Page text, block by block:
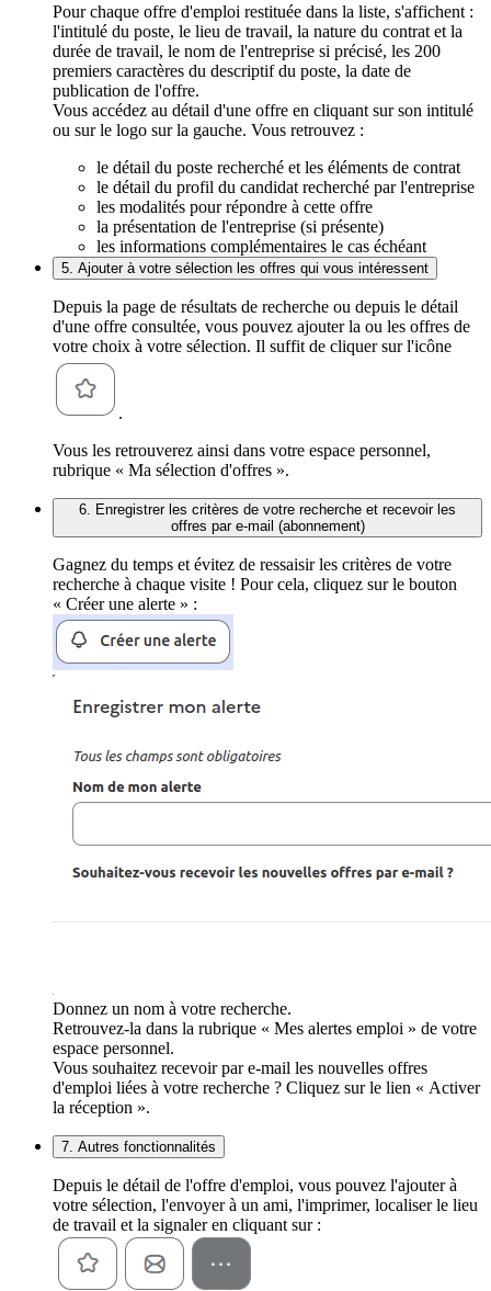
Pour chaque offre d'emploi restituée dans la liste, s'affichent :
l'intitulé du poste, le lieu de travail, la nature du contrat et la
durée de travail, le nom de l'entreprise si précisé, les 200
premiers caractères du descriptif du poste, la date de
publication de l'offre.
Vous accédez au détail d'une offre en cliquant sur son intitulé
ou sur le logo sur la gauche. Vous retrouvez :
le détail du poste recherché et les éléments de contrat
le détail du profil du candidat recherché par l'entreprise
les modalités pour répondre à cette offre
la présentation de l'entreprise (si présente)
les informations complémentaires le cas échéant
5. Ajouter à votre sélection les offres qui vous intéressent
Depuis la page de résultats de recherche ou depuis le détail
d'une offre consultée, vous pouvez ajouter la ou les offres de
votre choix à votre sélection. Il suffit de cliquer sur l'icône
.
Vous les retrouverez ainsi dans votre espace personnel,
rubrique « Ma sélection d'offres ».
6. Enregistrer les critères de votre recherche et recevoir les
offres par e-mail (abonnement)
Gagnez du temps et évitez de ressaisir les critères de votre
recherche à chaque visite ! Pour cela, cliquez sur le bouton
« Créer une alerte » :
Donnez un nom à votre recherche.
Retrouvez-la dans la rubrique « Mes alertes emploi » de votre
espace personnel.
Vous souhaitez recevoir par e-mail les nouvelles offres
d'emploi liées à votre recherche ? Cliquez sur le lien « Activer
la réception ».
7. Autres fonctionnalités
Depuis le détail de l'offre d'emploi, vous pouvez l'ajouter à
votre sélection, l'envoyer à un ami, l'imprimer, localiser le lieu
de travail et la signaler en cliquant sur :